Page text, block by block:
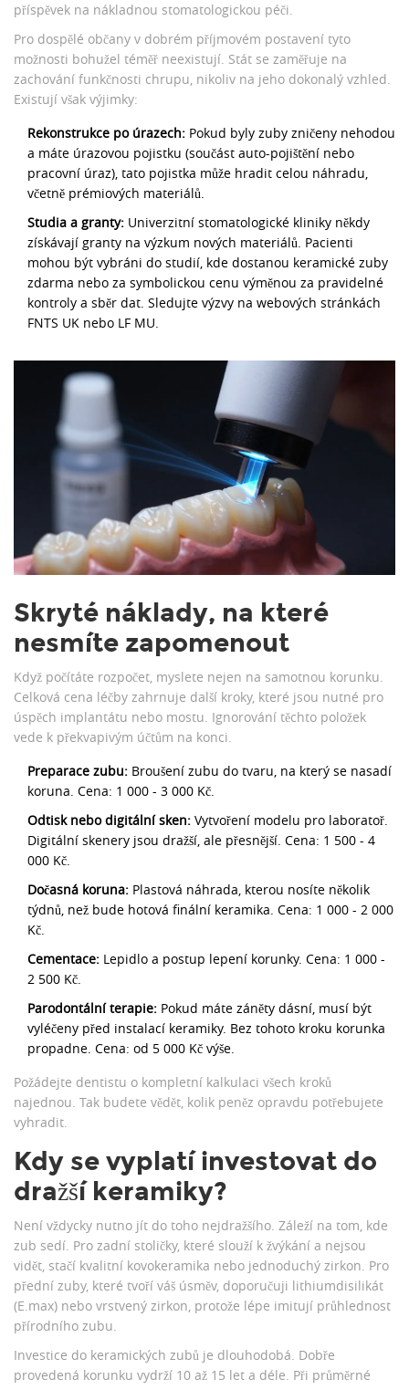
příspěvek na nákladnou stomatologickou péči.
Pro dospělé občany v dobrém příjmovém postavení tyto
možnosti bohužel téměř neexistují. Stát se zaměřuje na
zachování funkčnosti chrupu, nikoliv na jeho dokonalý vzhled.
Existují však výjimky:
Rekonstrukce po úrazech: Pokud byly zuby zničeny nehodou
a máte úrazovou pojistku (součást auto-pojištění nebo
pracovní úraz), tato pojistka může hradit celou náhradu,
včetně prémiových materiálů.
Studia a granty: Univerzitní stomatologické kliniky někdy
získávají granty na výzkum nových materiálů. Pacienti
mohou být vybráni do studií, kde dostanou keramické zuby
zdarma nebo za symbolickou cenu výměnou za pravidelné
kontroly a sběr dat. Sledujte výzvy na webových stránkách
FNTS UK nebo LF MU.
Skryté náklady, na které
nesmíte zapomenout
Když počítáte rozpočet, myslete nejen na samotnou korunku.
Celková cena léčby zahrnuje další kroky, které jsou nutné pro
úspěch implantátu nebo mostu. Ignorování těchto položek
vede k překvapivým účtům na konci.
Preparace zubu: Broušení zubu do tvaru, na který se nasadí
koruna. Cena: 1 000 - 3 000 Kč.
Odtisk nebo digitální sken: Vytvoření modelu pro laboratoř.
Digitální skenery jsou dražší, ale přesnější. Cena: 1 500 - 4
000 Kč.
Dočasná koruna: Plastová náhrada, kterou nosíte několik
týdnů, než bude hotová finální keramika. Cena: 1 000 - 2 000
Kč.
Cementace: Lepidlo a postup lepení korunky. Cena: 1 000 -
2 500 Kč.
Parodontální terapie: Pokud máte záněty dásní, musí být
vyléčeny před instalací keramiky. Bez tohoto kroku korunka
propadne. Cena: od 5 000 Kč výše.
Požádejte dentistu o kompletní kalkulaci všech kroků
najednou. Tak budete vědět, kolik peněz opravdu potřebujete
vyhradit.
Kdy se vyplatí investovat do
dražší keramiky?
Není vždycky nutno jít do toho nejdražšího. Záleží na tom, kde
zub sedí. Pro zadní stoličky, které slouží k žvýkání a nejsou
vidět, stačí kvalitní kovokeramika nebo jednoduchý zirkon. Pro
přední zuby, které tvoří váš úsměv, doporučuji lithiumdisilikát
(E.max) nebo vrstvený zirkon, protože lépe imitují průhlednost
přírodního zubu.
Investice do keramických zubů je dlouhodobá. Dobře
provedená korunku vydrží 10 až 15 let a déle. Při průměrné